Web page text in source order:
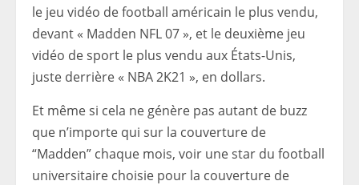
le jeu vidéo de football américain le plus vendu,
devant « Madden NFL 07 », et le deuxième jeu
vidéo de sport le plus vendu aux États-Unis,
juste derrière « NBA 2K21 », en dollars.
Et même si cela ne génère pas autant de buzz
que n’importe qui sur la couverture de
“Madden” chaque mois, voir une star du football
universitaire choisie pour la couverture de